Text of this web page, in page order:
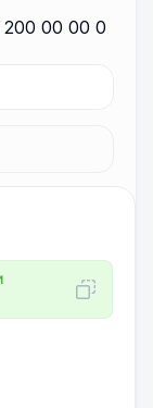
200 00 00 0